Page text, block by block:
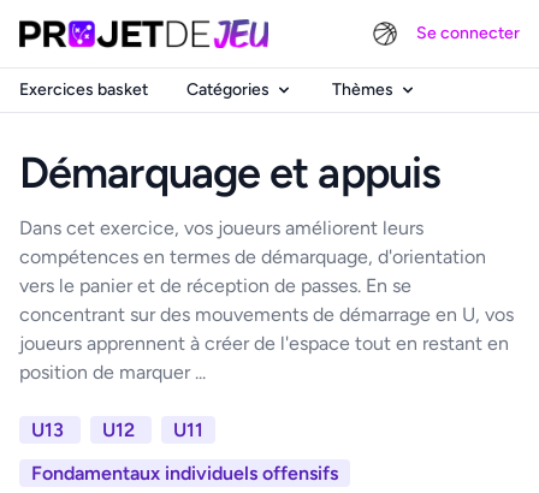
Se connecter
Exercices basket Catégories Thèmes
Démarquage et appuis
Dans cet exercice, vos joueurs améliorent leurs
compétences en termes de démarquage, d'orientation
vers le panier et de réception de passes. En se
concentrant sur des mouvements de démarrage en U, vos
joueurs apprennent à créer de l'espace tout en restant en
position de marquer ...
U13 U12
U11
Fondamentaux individuels offensifs